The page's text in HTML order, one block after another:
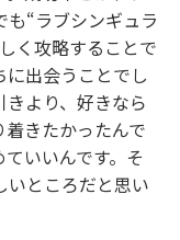
“ラブシンギュラ
く攻略することで
出会うことでし
より、好きなら
きたかったんで
いいんです。そ
いところだと思い